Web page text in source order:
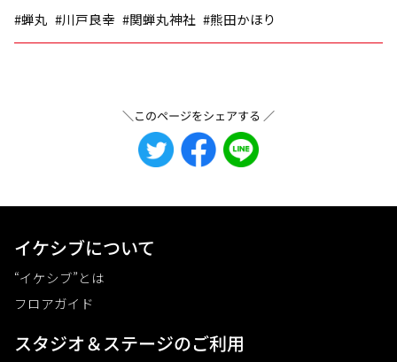
#蝉丸 #川戸良幸 #関蝉丸神社 #熊田かほり
＼このページをシェアする ／
イケシブについて
“イケシブ”とは
フロアガイド
スタジオ＆ステージのご利⽤